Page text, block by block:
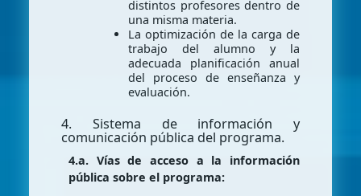
distintos profesores dentro de
una misma materia.
La optimización de la carga de
trabajo del alumno y la
adecuada planificación anual
del proceso de enseñanza y
evaluación.
4. Sistema de información y
comunicación pública del programa.
4.a. Vías de acceso a la información
pública sobre el programa: